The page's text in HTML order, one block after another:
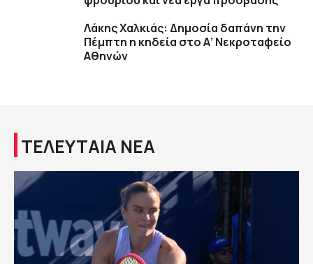
Λάκης Χαλκιάς: Δημοσία δαπάνη την
Πέμπτη η κηδεία στο Α’ Νεκροταφείο
Αθηνών
ΤΕΛΕΥΤΑΙΑ ΝΕΑ